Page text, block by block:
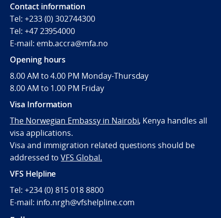
Contact information
Tel: +233 (0) 302744300
Tel: +47 23954000
E-mail: emb.accra@mfa.no
Opening hours
8.00 AM to 4.00 PM Monday-Thursday
8.00 AM to 1.00 PM Friday
Visa Information
The Norwegian Embassy in Nairobi, Kenya handles all
visa applications.
Visa and immigration related questions should be
addressed toVFS Global.
VFS Helpline
Tel: +234 (0) 815 018 8800
E-mail: info.nrgh@vfshelpline.com